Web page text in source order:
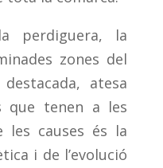
perdiguera, la
zones del
atesa
que tenen a les
les causes és la
i de l’evolució